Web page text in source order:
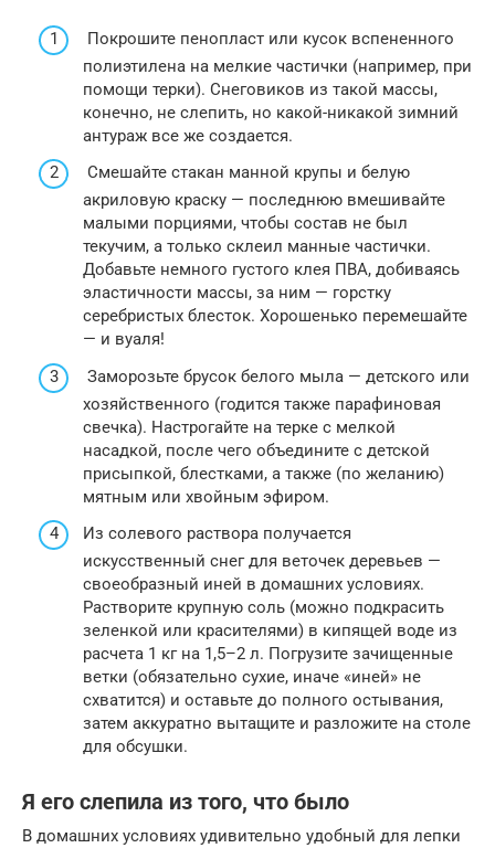
Покрошите пенопласт или кусок вспененного
полиэтилена на мелкие частички (например, при
помощи терки). Снеговиков из такой массы,
конечно, не слепить, но какой-никакой зимний
антураж все же создается.
Смешайте стакан манной крупы и белую
акриловую краску — последнюю вмешивайте
малыми порциями, чтобы состав не был
текучим, а только склеил манные частички.
Добавьте немного густого клея ПВА, добиваясь
эластичности массы, за ним — горстку
серебристых блесток. Хорошенько перемешайте
— и вуаля!
Заморозьте брусок белого мыла — детского или
хозяйственного (годится также парафиновая
свечка). Настрогайте на терке с мелкой
насадкой, после чего объедините с детской
присыпкой, блестками, а также (по желанию)
мятным или хвойным эфиром.
Из солевого раствора получается
искусственный снег для веточек деревьев —
своеобразный иней в домашних условиях.
Растворите крупную соль (можно подкрасить
зеленкой или красителями) в кипящей воде из
расчета 1 кг на 1,5–2 л. Погрузите зачищенные
ветки (обязательно сухие, иначе «иней» не
схватится) и оставьте до полного остывания,
затем аккуратно вытащите и разложите на столе
для обсушки.
Я его слепила из того, что было
В домашних условиях удивительно удобный для лепки